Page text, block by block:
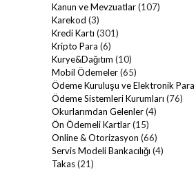
Kanun ve Mevzuatlar(107)
Karekod (3)
Kredi Kartı (301)
Kripto Para (6)
Kurye&Dağıtım (10)
Mobil Ödemeler(65)
Ödeme Kuruluşu ve Elektronik Para
Ödeme Sistemleri Kurumları (76)
Okurlarımdan Gelenler(4)
Ön Ödemeli Kartlar(15)
Online & Otorizasyon (66)
Servis Modeli Bankacılığı (4)
Takas(21)